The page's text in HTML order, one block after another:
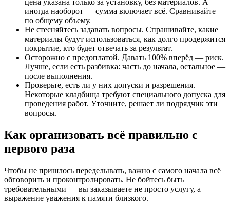
цена указана только за установку, без материалов. А
иногда наоборот — сумма включает всё. Сравнивайте
по общему объему.
Не стесняйтесь задавать вопросы. Спрашивайте, какие
материалы будут использоваться, как долго продержится
покрытие, кто будет отвечать за результат.
Осторожно с предоплатой. Давать 100% вперёд — риск.
Лучше, если есть разбивка: часть до начала, остальное —
после выполнения.
Проверьте, есть ли у них допуски и разрешения.
Некоторые кладбища требуют специального допуска для
проведения работ. Уточните, решает ли подрядчик эти
вопросы.
Как организовать всё правильно с
первого раза
Чтобы не пришлось переделывать, важно с самого начала всё
обговорить и проконтролировать. Не бойтесь быть
требовательными — вы заказываете не просто услугу, а
выражение уважения к памяти близкого.